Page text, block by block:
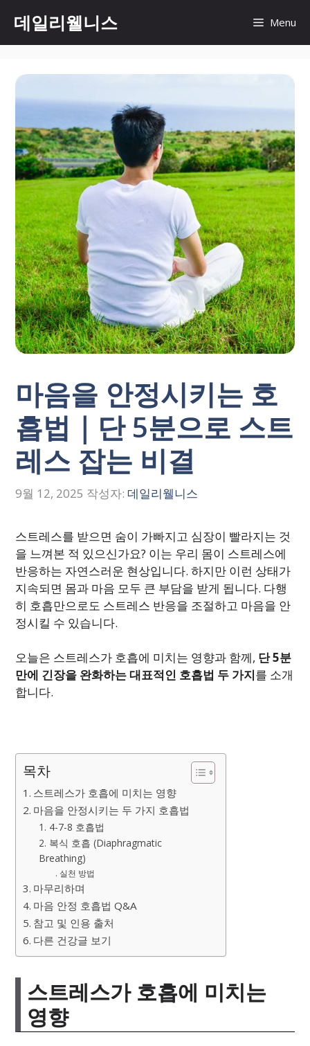
츠
데일리웰니스 Menu
마음을 안정시키는 호
흡법｜단 5분으로 스트
레스 잡는 비결
9월 12, 2025 작성자: 데일리웰니스
스트레스를 받으면 숨이 가빠지고 심장이 빨라지는 것
을 느껴본 적 있으신가요? 이는 우리 몸이 스트레스에
반응하는 자연스러운 현상입니다. 하지만 이런 상태가
지속되면 몸과 마음 모두 큰 부담을 받게 됩니다. 다행
히 호흡만으로도 스트레스 반응을 조절하고 마음을 안
정시킬 수 있습니다.
오늘은 스트레스가 호흡에 미치는 영향과 함께, 단 5분
만에 긴장을 완화하는 대표적인 호흡법 두 가지를 소개
합니다.
목차
스트레스가 호흡에 미치는 영향
마음을 안정시키는 두 가지 호흡법
1. 4-7-8 호흡법
2. 복식 호흡 (Diaphragmatic
Breathing)
실천 방법
마무리하며
마음 안정 호흡법 Q&A
참고 및 인용 출처
다른 건강글 보기
스트레스가 호흡에 미치는
영향